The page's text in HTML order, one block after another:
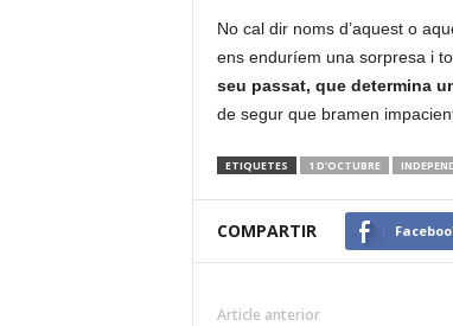
No cal dir noms d’aquest o
ens enduríem una sorpresa i
seu passat, que determina
de segur que bramen
ETIQUETES 1 D'OCTUBRE
COMPARTIR
Article anterior